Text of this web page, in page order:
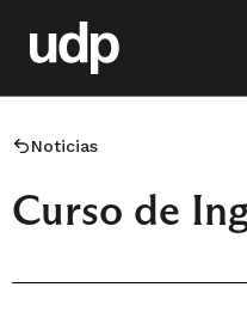
Noticias
Curso de